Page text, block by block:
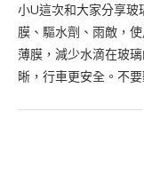
小U這次和大家分享
膜、驅水劑、雨敵，
薄膜，減少水滴在玻
晰，行車更安全。不